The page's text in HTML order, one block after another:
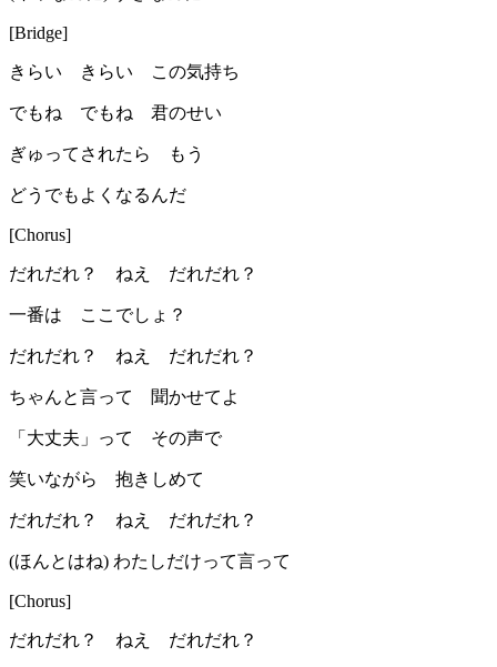
[Bridge]
きらい きらい この気持ち
でもね でもね 君のせい
ぎゅってされたら もう
どうでもよくなるんだ
[Chorus]
だれだれ？ ねえ だれだれ？
一番は ここでしょ？
だれだれ？ ねえ だれだれ？
ちゃんと言って 聞かせてよ
「大丈夫」って その声で
笑いながら 抱きしめて
だれだれ？ ねえ だれだれ？
(ほんとはね) わたしだけって言って
[Chorus]
だれだれ？ ねえ だれだれ？